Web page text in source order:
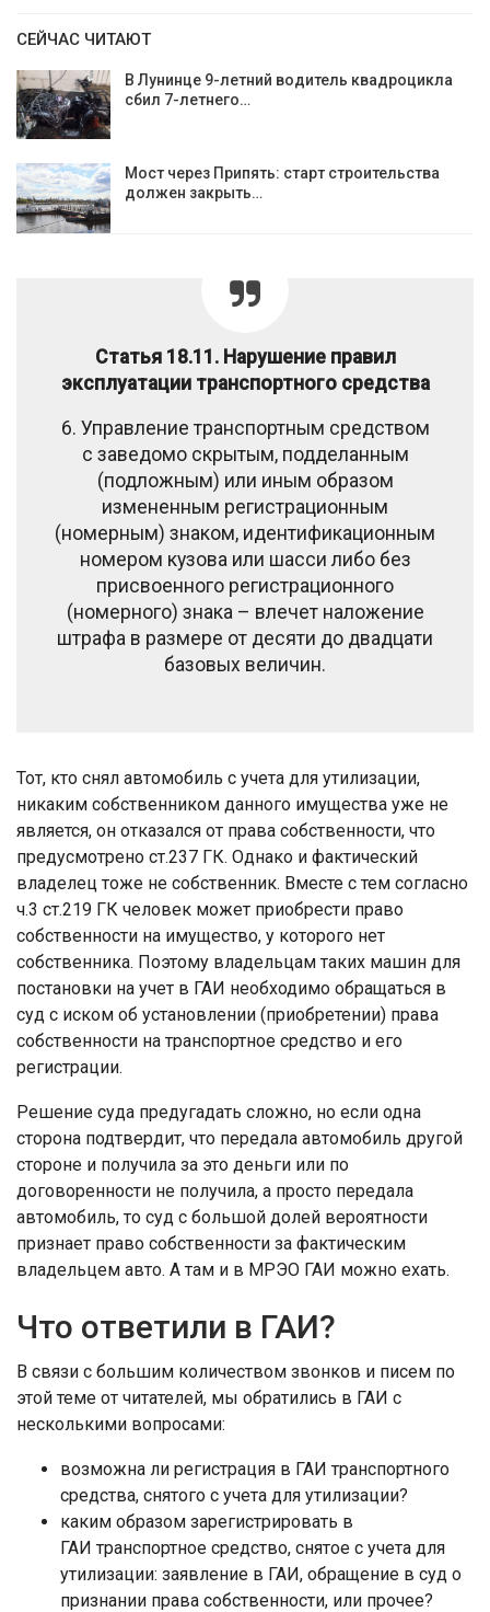
СЕЙЧАС ЧИТАЮТ
В Лунинце 9-летний водитель квадроцикла
сбил 7-летнего…
Мост через Припять: старт строительства
должен закрыть…
Статья 18.11. Нарушение правил
эксплуатации транспортного средства
6. Управление транспортным средством
с заведомо скрытым, подделанным
(подложным) или иным образом
измененным регистрационным
(номерным) знаком, идентификационным
номером кузова или шасси либо без
присвоенного регистрационного
(номерного) знака – влечет наложение
штрафа в размере от десяти до двадцати
базовых величин.
Тот, кто снял автомобиль с учета для утилизации,
никаким собственником данного имущества уже не
является, он отказался от права собственности, что
предусмотрено ст.237 ГК. Однако и фактический
владелец тоже не собственник. Вместе с тем согласно
ч.3 ст.219 ГК человек может приобрести право
собственности на имущество, у которого нет
собственника. Поэтому владельцам таких машин для
постановки на учет в ГАИ необходимо обращаться в
суд с иском об установлении (приобретении) права
собственности на транспортное средство и его
регистрации.
Решение суда предугадать сложно, но если одна
сторона подтвердит, что передала автомобиль другой
стороне и получила за это деньги или по
договоренности не получила, а просто передала
автомобиль, то суд с большой долей вероятности
признает право собственности за фактическим
владельцем авто. А там и в МРЭО ГАИ можно ехать.
Что ответили в ГАИ?
В связи с большим количеством звонков и писем по
этой теме от читателей, мы обратились в ГАИ с
несколькими вопросами:
возможна ли регистрация в ГАИ транспортного
средства, снятого с учета для утилизации?
каким образом зарегистрировать в
ГАИ транспортное средство, снятое с учета для
утилизации: заявление в ГАИ, обращение в суд о
признании права собственности, или прочее?